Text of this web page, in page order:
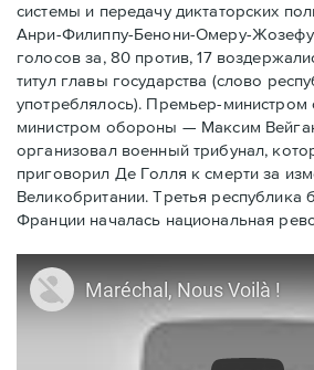
системы и передачу диктаторских
Анри-Филиппу-Бенони-Омеру-Жозефу
голосов за, 80 против, 17
титул главы государства (слово
употреблялось). Премьер-министром
министром обороны — Максим
организовал военный трибунал,
приговорил Де Голля к смерти за
Великобритании. Третья республика
Франции началась национальная